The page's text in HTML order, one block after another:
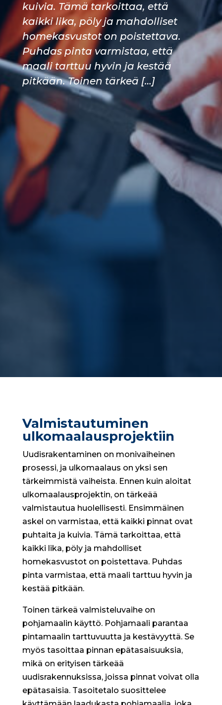
kuivia. Tämä tarkoittaa, että
kaikki lika, pöly ja mahdolliset
homekasvustot on poistettava.
Puhdas pinta varmistaa, että
maali tarttuu hyvin ja kestää
pitkään. Toinen tärkeä […]
Valmistautuminen
ulkomaalausprojektiin
Uudisrakentaminen on monivaiheinen
prosessi, ja ulkomaalaus on yksi sen
tärkeimmistä vaiheista. Ennen kuin aloitat
ulkomaalausprojektin, on tärkeää
valmistautua huolellisesti. Ensimmäinen
askel on varmistaa, että kaikki pinnat ovat
puhtaita ja kuivia. Tämä tarkoittaa, että
kaikki lika, pöly ja mahdolliset
homekasvustot on poistettava. Puhdas
pinta varmistaa, että maali tarttuu hyvin ja
kestää pitkään.
Toinen tärkeä valmisteluvaihe on
pohjamaalin käyttö. Pohjamaali parantaa
pintamaalin tarttuvuutta ja kestävyyttä. Se
myös tasoittaa pinnan epätasaisuuksia,
mikä on erityisen tärkeää
uudisrakennuksissa, joissa pinnat voivat olla
epätasaisia. Tasoitetalo suosittelee